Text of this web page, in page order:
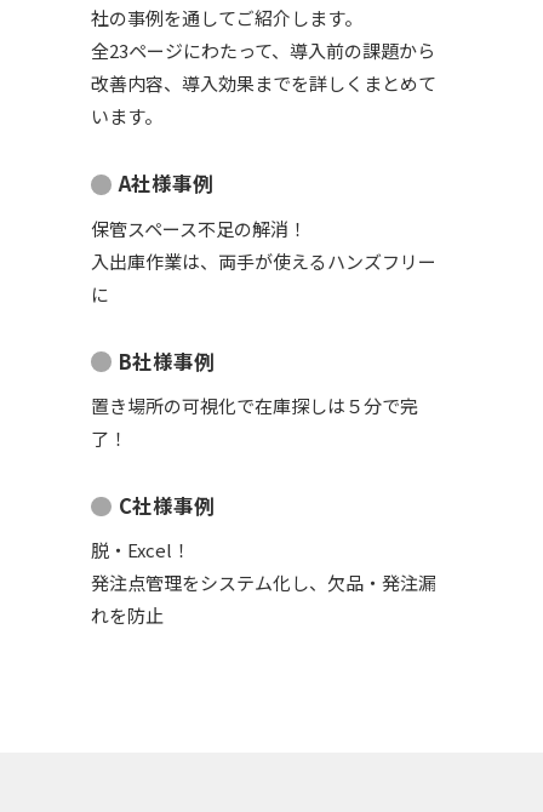
社の事例を通してご紹介します。
全23ページにわたって、導入前の課題から
改善内容、導入効果までを詳しくまとめて
います。
A社様事例
保管スペース不足の解消！
入出庫作業は、両手が使えるハンズフリー
に
B社様事例
置き場所の可視化で在庫探しは５分で完
了！
C社様事例
脱・Excel！
発注点管理をシステム化し、欠品・発注漏
れを防止